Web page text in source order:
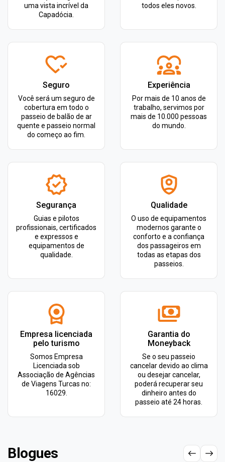
uma vista incrível da
Capadócia.
todos eles novos.
Seguro
Você será um seguro de
cobertura em todo o
passeio de balão de ar
quente e passeio normal
do começo ao fim.
Experiência
Por mais de 10 anos de
trabalho, servimos por
mais de 10.000 pessoas
do mundo.
Segurança
Guias e pilotos
profissionais, certificados
e expressos e
equipamentos de
qualidade.
Qualidade
O uso de equipamentos
modernos garante o
conforto e a confiança
dos passageiros em
todas as etapas dos
passeios.
Empresa licenciada
pelo turismo
Somos Empresa
Licenciada sob
Associação de Agências
de Viagens Turcas no:
16029.
Garantia do
Moneyback
Se o seu passeio
cancelar devido ao clima
ou desejar cancelar,
poderá recuperar seu
dinheiro antes do
passeio até 24 horas.
Blogues